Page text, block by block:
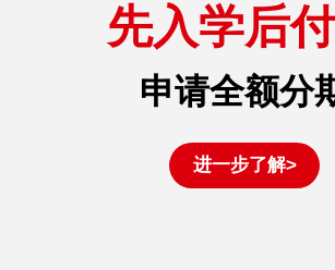
先入学后
申请全额分
进一步了解>